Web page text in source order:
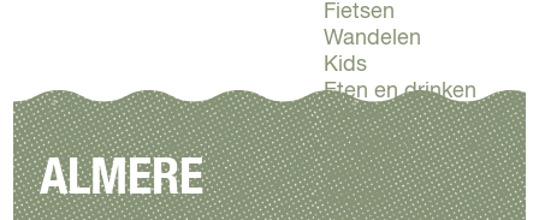
Fietsen
Wandelen
Kids
Eten en drinken
Actief
Shoppen
Cultuur
Indoor
ALMERE